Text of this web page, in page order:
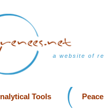
a website of
Tools